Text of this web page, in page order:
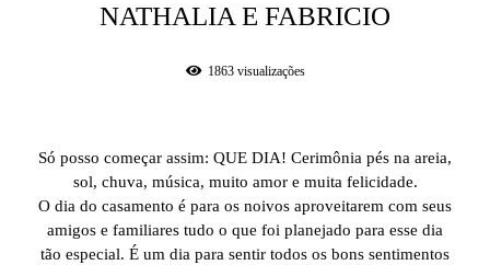
NATHALIA E FABRICIO
1863visualizações
Só posso começar assim: QUE DIA! Cerimônia pés na areia,
sol, chuva, música, muito amor e muita felicidade.
O dia do casamento é para os noivos aproveitarem com seus
amigos e familiares tudo o que foi planejado para esse dia
tão especial. É um dia para sentir todos os bons sentimentos